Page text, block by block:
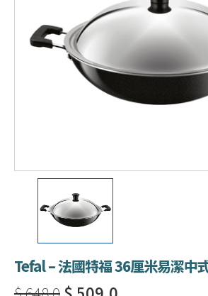
Tefal – 法國特福 36厘米易潔中